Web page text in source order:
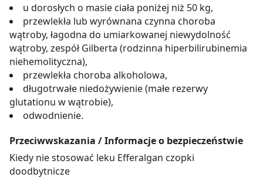
u dorosłych o masie ciała poniżej niż 50 kg,
przewlekła lub wyrównana czynna choroba
wątroby, łagodna do umiarkowanej niewydolność
wątroby, zespół Gilberta (rodzinna hiperbilirubinemia
niehemolityczna),
przewlekła choroba alkoholowa,
długotrwałe niedożywienie (małe rezerwy
glutationu w wątrobie),
odwodnienie.
Przeciwwskazania / Informacje o bezpieczeństwie
Kiedy nie stosować leku Efferalgan czopki
doodbytnicze